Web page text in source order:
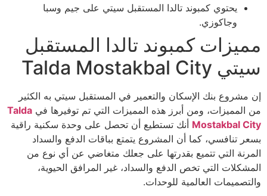
يحتوي كمبوند تالدا المستقبل سيتي على جيم وسبا
وجاكوزي.
مميزات كمبوند تالدا المستقبل
سيتي Talda Mostakbal City
إن مشروع بنك الإسكان والتعمير في المستقبل سيتي به الكثير
من المميزات، ومن أبرز هذه المميزات التي تم توفيرها في Talda
Mostakbal City أنك تستطيع أن تحصل على وحدة سكنية راقية
بسعر تنافسي، كما أن المشروع يتمتع بباقات الدفع والسداد
المرنة التي تتميع بقدرتها على جعلك متغاضي عن أي نوع من
المشكلات التي تخص الدفع والسداد، غير المرافق الحيوية،
والتصميمات العالمية للوحدات.